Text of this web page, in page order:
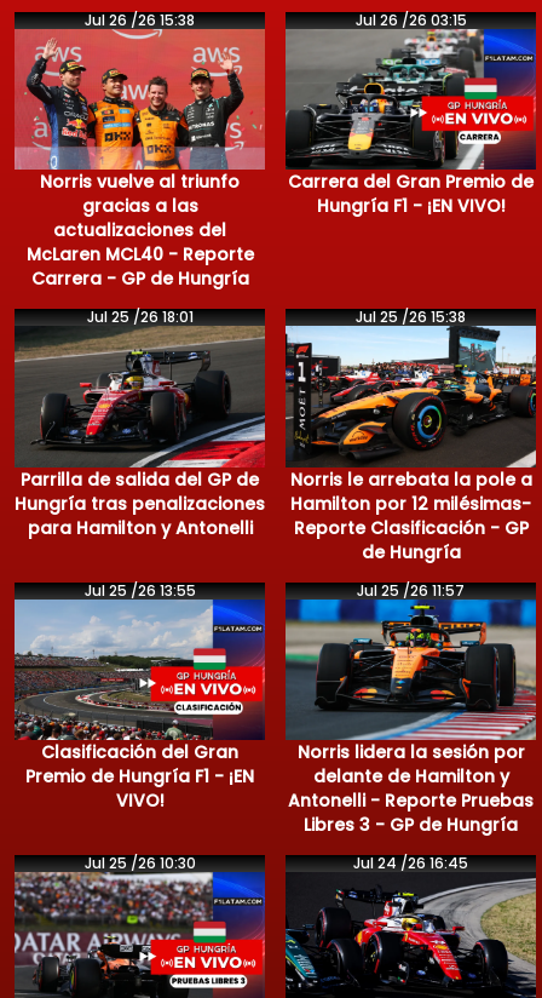
Jul 26 /26 15:38
Norris vuelve al triunfo
gracias a las
actualizaciones del
McLaren MCL40 - Reporte
Carrera - GP de Hungría
Jul 26 /26 03:15
Carrera del Gran Premio de
Hungría F1 - ¡EN VIVO!
Jul 25 /26 18:01
Parrilla de salida del GP de
Hungría tras penalizaciones
para Hamilton y Antonelli
Jul 25 /26 15:38
Norris le arrebata la pole a
Hamilton por 12 milésimas-
Reporte Clasificación - GP
de Hungría
Jul 25 /26 13:55
Clasificación del Gran
Premio de Hungría F1 - ¡EN
VIVO!
Jul 25 /26 11:57
Norris lidera la sesión por
delante de Hamilton y
Antonelli - Reporte Pruebas
Libres 3 - GP de Hungría
Jul 25 /26 10:30 Jul 24 /26 16:45